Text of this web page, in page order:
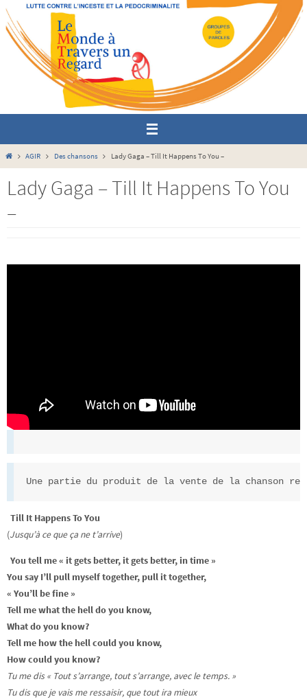
Passer
vers
contenu
HomeAGIR Des chansons Lady Gaga – Till It Happens To You –
Lady Gaga – Till It Happens To You
–
Une partie du produit de la vente de la chanson
Till It Happens To You
(Jusqu’à ce que ça ne t’arrive)
You tell me « it gets better, it gets better, in time »
You say I’ll pull myself together, pull it together,
« You’ll be fine »
Tell me what the hell do you know,
What do you know?
Tell me how the hell could you know,
How could you know?
Tu me dis « Tout s’arrange, tout s’arrange, avec le temps. »
Tu dis que je vais me ressaisir, que tout ira mieux